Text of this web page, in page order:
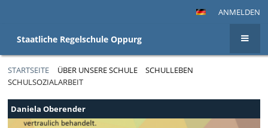
ANMELDEN
Staatliche Regelschule Oppurg
STARTSEITE ÜBER UNSERE SCHULE
SCHULLEBEN
SCHULSOZIALARBEIT
Schulsozialarbeit
Daniela Oberender